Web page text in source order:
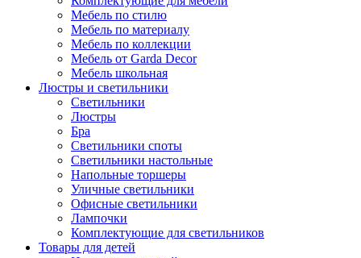
Мебель по стилю
Мебель по материалу
Мебель по коллекции
Мебель от Garda Decor
Мебель школьная
Люстры и светильники
Светильники
Люстры
Бра
Светильники споты
Светильники настольные
Напольные торшеры
Уличные светильники
Офисные светильники
Лампочки
Комплектующие для светильников
Товары для детей